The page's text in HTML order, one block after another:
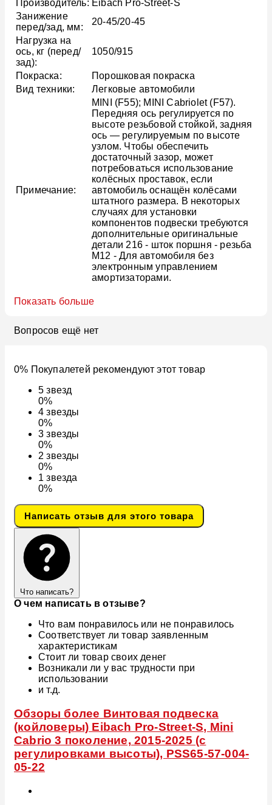
Производитель: Eibach Pro-Street-S
Занижение
перед/зад, мм:
20-45/20-45
Нагрузка на
ось, кг (перед/
зад):
1050/915
Покраска:
Порошковая покраска
Вид техники:
Легковые автомобили
Примечание:
MINI (F55); MINI Cabriolet (F57).
Передняя ось регулируется по
высоте резьбовой стойкой, задняя
ось — регулируемым по высоте
узлом. Чтобы обеспечить
достаточный зазор, может
потребоваться использование
колёсных проставок, если
автомобиль оснащён колёсами
штатного размера. В некоторых
случаях для установки
компонентов подвески требуются
дополнительные оригинальные
детали 216 - шток поршня - резьба
M12 - Для автомобиля без
электронным управлением
амортизаторами.
Показать больше
Вопросов ещё нет
0% Покупалетей рекомендуют этот товар
5звезд
0%
4звезды
0%
3звезды
0%
2звезды
0%
1звезда
0%
Написать отзыв для этого товара
Что написать?
О чем написать в отзыве?
Что вам понравилось или не понравилось
Соответствует ли товар заявленным
характеристикам
Стоит ли товар своих денег
Возникали ли у вас трудности при
использовании
и т.д.
Обзоры более Винтовая подвеска
(койловеры) Eibach Pro-Street-S, Mini
Cabrio 3 поколение, 2015-2025 (с
регулировками высоты), PSS65-57-004-
05-22